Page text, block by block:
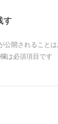
す
公開されることは
は必須項目です